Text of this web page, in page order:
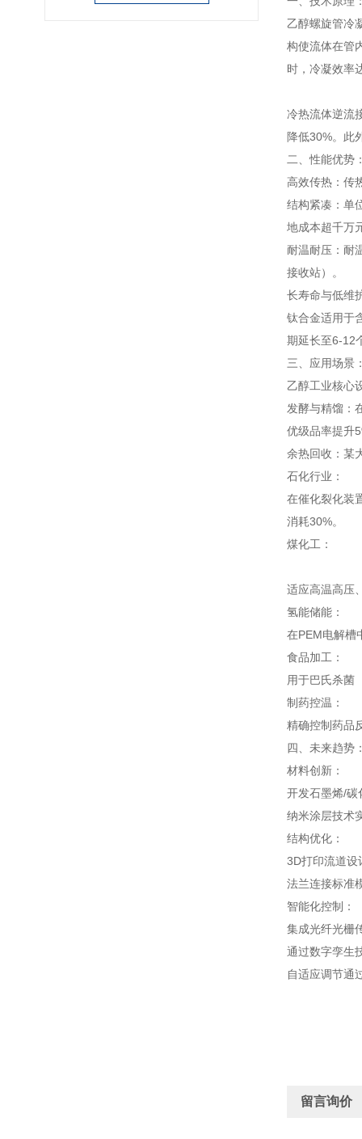
乙醇螺旋管冷
构使流体在管
时，冷凝效率
冷热流体逆流
降低30%。此
二、性能优势
高效传热：传
结构紧凑：单
地成本超千万
耐温耐压：耐
接收站）。
长寿命与低维
钛合金适用于
期延长至6-12
三、应用场景
乙醇工业核心
发酵与精馏：
优级品率提升
余热回收：某
石化行业：
在催化裂化装
消耗30%。
煤化工：
适应高温高压
氢能储能：
在PEM电解槽
食品加工：
用于巴氏杀菌
制药控温：
精确控制药品
四、未来趋势
材料创新：
开发石墨烯/碳
纳米涂层技术
结构优化：
3D打印流道设
法兰连接标准
智能化控制：
集成光纤光栅
通过数字孪生
自适应调节通
留言询价